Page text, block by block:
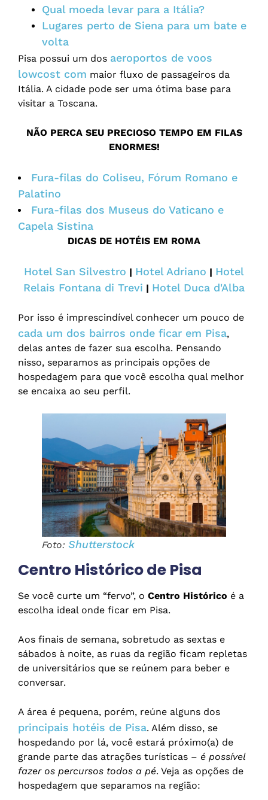
Qual moeda levar para a Itália?
Lugares perto de Siena para um bate e
volta
Pisa possui um dos aeroportos de voos
lowcost com maior fluxo de passageiros da
Itália. A cidade pode ser uma ótima base para
visitar a Toscana.
NÃO PERCA SEU PRECIOSO TEMPO EM FILAS
ENORMES!
Fura-filas do Coliseu, Fórum Romano e
Palatino
Fura-filas dos Museus do Vaticano e
Capela Sistina
DICAS DE HOTÉIS EM ROMA
Hotel San Silvestro | Hotel Adriano | Hotel
Relais Fontana di Trevi | Hotel Duca d'Alba
Por isso é imprescindível conhecer um pouco de
cada um dos bairros onde ficar em Pisa,
delas antes de fazer sua escolha. Pensando
nisso, separamos as principais opções de
hospedagem para que você escolha qual melhor
se encaixa ao seu perfil.
Foto: Shutterstock
Centro Histórico de Pisa
Se você curte um “fervo”, o Centro Histórico é a
escolha ideal onde ficar em Pisa.
Aos finais de semana, sobretudo as sextas e
sábados à noite, as ruas da região ficam repletas
de universitários que se reúnem para beber e
conversar.
A área é pequena, porém, reúne alguns dos
principais hotéis de Pisa. Além disso, se
hospedando por lá, você estará próximo(a) de
grande parte das atrações turísticas – é possível
fazer os percursos todos a pé. Veja as opções de
hospedagem que separamos na região: